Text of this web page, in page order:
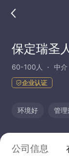
保定瑞圣
60-100人 中介
企业认证
环境好 管
公司信息